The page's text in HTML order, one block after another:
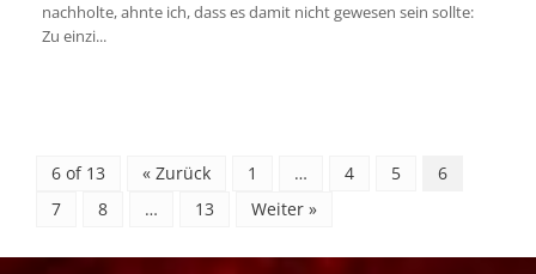
nachholte, ahnte ich, dass es damit nicht gewesen sein sollte:
Zu einzi...
6 of 13 « Zurück 1 … 4 5
6
7
8 … 13 Weiter »